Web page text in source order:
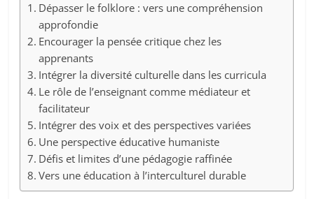
Dépasser le folklore : vers une compréhension
approfondie
Encourager la pensée critique chez les
apprenants
Intégrer la diversité culturelle dans les curricula
Le rôle de l’enseignant comme médiateur et
facilitateur
Intégrer des voix et des perspectives variées
Une perspective éducative humaniste
Défis et limites d’une pédagogie raffinée
Vers une éducation à l’interculturel durable